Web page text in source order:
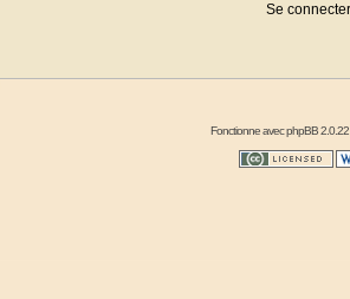
Se
Fonctionne avecphpBB2.0.22